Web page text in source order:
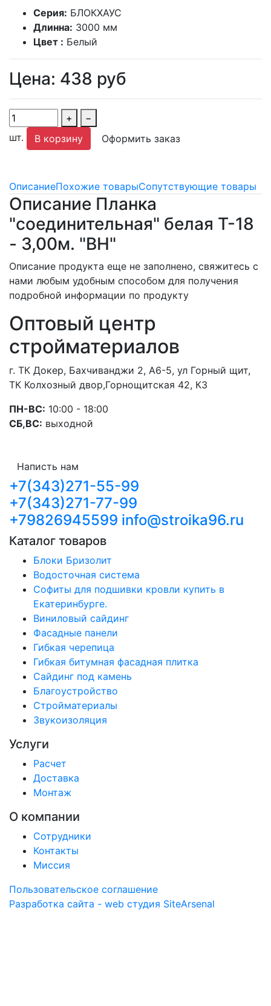
Серия: БЛОКХАУС
Длинна: 3000 мм
Цвет : Белый
Цена: 438 руб
+
−
шт.
В корзину Оформить заказ
ОписаниеПохожие товарыСопутствующие товары
Описание Планка
"соединительная" белая Т-18
- 3,00м. "BH"
Описание продукта еще не заполнено, свяжитесь с
нами любым удобным способом для получения
подробной информации по продукту
Оптовый центр
стройматериалов
г. ТК Докер, Бахчиванджи 2, А6-5, ул Горный щит,
ТК Колхозный двор,Горнощитская 42, К3
ПН-ВС: 10:00 - 18:00
СБ,ВС: выходной
Написть нам
+7(343)271-55-99
+7(343)271-77-99
+79826945599 info@stroika96.ru
Каталог товаров
Блоки Бризолит
Водосточная система
Софиты для подшивки кровли купить в
Екатеринбурге.
Виниловый сайдинг
Фасадные панели
Гибкая черепица
Гибкая битумная фасадная плитка
Сайдинг под камень
Благоустройство
Стройматериалы
Звукоизоляция
Услуги
Расчет
Доставка
Монтаж
О компании
Сотрудники
Контакты
Миссия
Пользовательское соглашение
Разработка сайта - web студия SiteArsenal